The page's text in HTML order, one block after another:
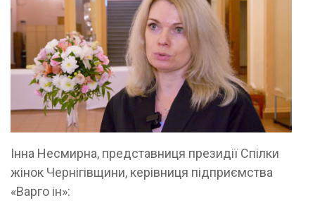
Інна Несмирна, представниця президії Спілки
жінок Чернігівщини, керівниця підприємства
«Варго ін»: